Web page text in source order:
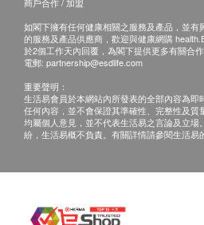
不可與會員優惠、商會優惠
評估套餐不可享受保險直付
腸胃鏡套餐條款：
如在內鏡檢查中發現需進行
操作的情況，為了您的健
處理，產生的內鏡下操作及
無痛胃腸鏡採用監測麻醉
購買套餐服務後，因個人原
如閣下擁有任何健康相關之服務及產品，並有
的服務及產品供應商，歡迎與健康網購
於2個工作天內回覆，為閣下提供更多有關合作
電郵: partnership@esdlife.com
重要聲明：
生活易會員於本網站內所發表的全部內容為即
任何內容，並不會保證其準確性、完整性及質
均屬個人意見，並不代表生活易之言論及立場
紛，生活易概不負責。有關詳情請參閱生活易